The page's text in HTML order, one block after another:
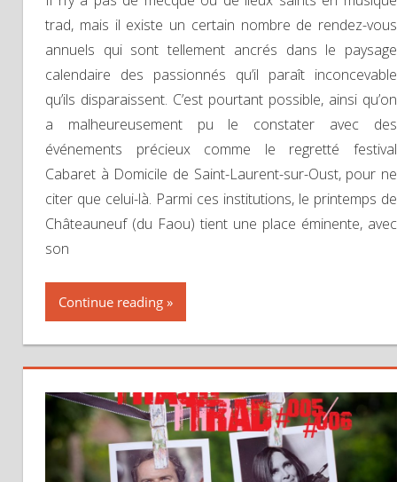
trad, mais il existe un certain nombre de rendez-vous
annuels qui sont tellement ancrés dans le paysage
calendaire des passionnés qu’il paraît inconcevable
qu’ils disparaissent. C’est pourtant possible, ainsi qu’on
a malheureusement pu le constater avec des
événements précieux comme le regretté festival
Cabaret à Domicile de Saint-Laurent-sur-Oust, pour ne
citer que celui-là. Parmi ces institutions, le printemps de
Châteauneuf (du Faou) tient une place éminente, avec
son
Continue reading